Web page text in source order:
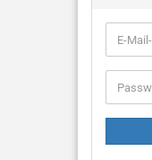
E-
Mail-